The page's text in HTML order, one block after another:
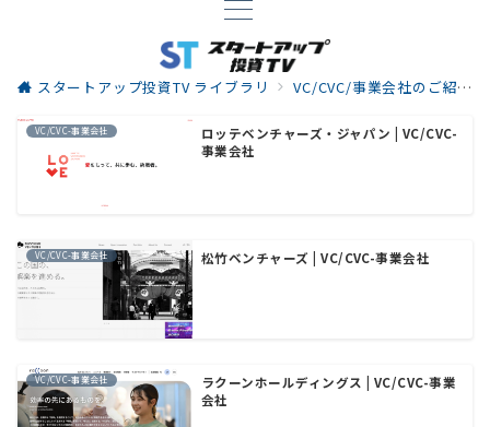
スタートアップ投資TV ライブラリ VC/CVC/事業会社のご紹介
VC/CVC-事業会社
ロッテベンチャーズ・ジャパン | VC/CVC-
事業会社
VC/CVC-事業会社 松竹ベンチャーズ | VC/CVC-事業会社
VC/CVC-事業会社
ラクーンホールディングス | VC/CVC-事業
会社